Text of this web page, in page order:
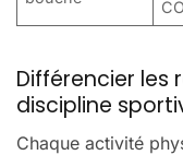
Différencier les
discipline
Chaque activité